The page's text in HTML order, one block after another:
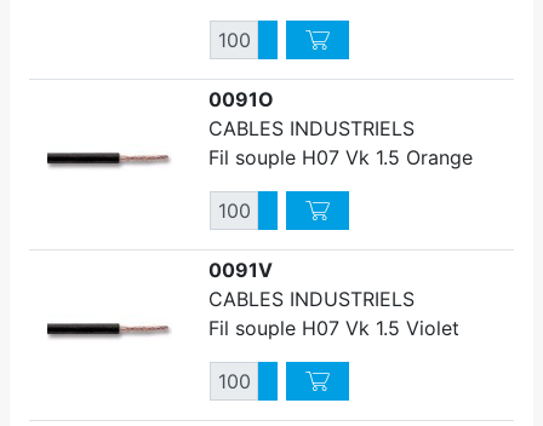
QuantitéAugmenter quantité
Diminuer quantité
0091O
CABLES INDUSTRIELS
Fil souple H07 Vk 1.5 Orange
QuantitéAugmenter quantité
Diminuer quantité
0091V
CABLES INDUSTRIELS
Fil souple H07 Vk 1.5 Violet
QuantitéAugmenter quantité
Diminuer quantité